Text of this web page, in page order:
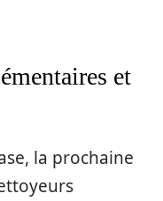
et
la prochaine